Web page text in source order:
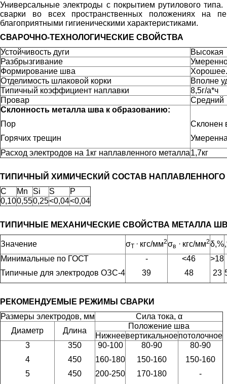
Универсальные электроды с покрытием рутилового
сварки во всех пространственных положениях на
благоприятными гигиеническими характеристиками.
СВАРОЧНО-ТЕХНОЛОГИЧЕСКИЕ СВОЙСТВА
Устойчивость дуги
Высокая
Разбрызгивание
Формирование шва
Хорошее.
Отделимость шлаковой корки
Вполне
Типичный коэффициент наплавки
8,5г/а*ч
Провар
Средний
Склонность металла шва к образованию:
Пор
Горячих трещин
Склонен
Расход электродов на 1кг наплавленного металла1,7кг
ТИПИЧНЫЙ ХИМИЧЕСКИЙ СОСТАВ НАПЛАВЛЕННОГО
C
Mn Si S
P
0,100,550,25<0,04<0,04
ТИПИЧНЫЕ МЕХАНИЧЕСКИЕ СВОЙСТВА МЕТАЛЛА
Значение σT
, кгс/мм2σв
, кгс/мм2δ,%
Минимальные по ГОСТ
Типичные для электродов ОЗС-4
-
39
<46
48
>18
23
РЕКОМЕНДУЕМЫЕ РЕЖИМЫ СВАРКИ
Размеры электродов, мм
Сила тока, α
Диаметр
Длина
Положение шва
Нижнеевертикальноепотолочное
3
4
5
350
450
450
90-100
160-180
200-250
80-90
150-160
170-180
80-90
150-160
-